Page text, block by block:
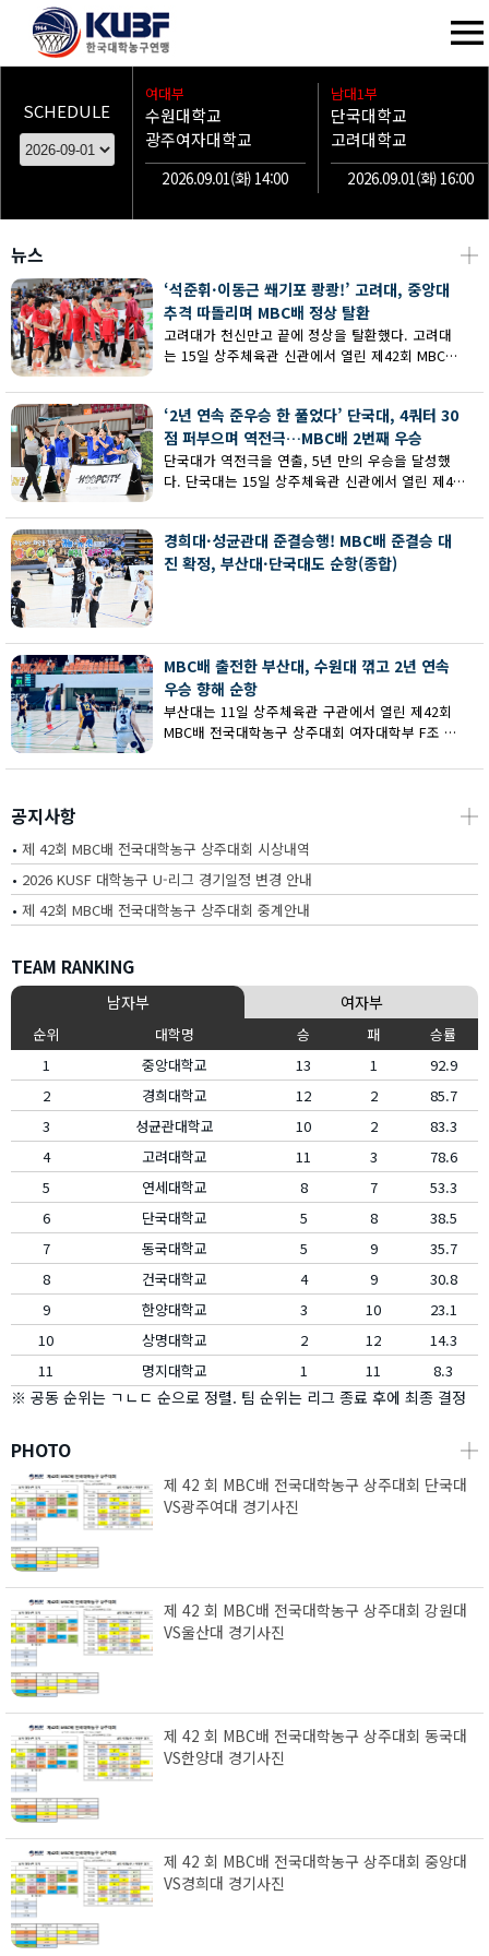
SCHEDULE
여대부
수원대학교
광주여자대학교
2026.09.01(화) 14:00
남대1부
단국대학교
고려대학교
2026.09.01(화) 16:00
뉴스 ┼
‘석준휘·이동근 쐐기포 쾅쾅!’ 고려대, 중앙대
추격 따돌리며 MBC배 정상 탈환
고려대가 천신만고 끝에 정상을 탈환했다. 고려대
는 15일 상주체육관 신관에서 열린 제42회 MBC배
추격을 따돌리며 73-62로 승리했다.
‘2년 연속 준우승 한 풀었다’ 단국대, 4쿼터 30
점 퍼부으며 역전극…MBC배 2번째 우승
단국대가 역전극을 연출, 5년 만의 우승을 달성했
다. 단국대는 15일 상주체육관 신관에서 열린 제42
서 부산대에 73-67로 역전승했다.
경희대·성균관대 준결승행! MBC배 준결승 대
진 확정, 부산대·단국대도 순항(종합)
MBC배 출전한 부산대, 수원대 꺾고 2년 연속
우승 향해 순항
부산대는 11일 상주체육관 구관에서 열린 제42회
MBC배 전국대학농구 상주대회 여자대학부 F조 예
공지사항 ┼
• 제 42회 MBC배 전국대학농구 상주대회 시상내역
• 2026 KUSF 대학농구 U-리그 경기일정 변경 안내
• 제 42회 MBC배 전국대학농구 상주대회 중계안내
TEAM RANKING
남자부 여자부
순위 대학명 승 패
승률
1
중앙대학교 13 1
92.9
2
경희대학교 12 2
85.7
3
성균관대학교 10 2
83.3
4
고려대학교 11 3
78.6
5
연세대학교 8 7
53.3
6
단국대학교 5 8
38.5
7
동국대학교 5 9
35.7
8
건국대학교 4 9
30.8
9
한양대학교 3 10
23.1
10
상명대학교 2 12
14.3
11
명지대학교 1 11 8.3
※ 공동 순위는 ㄱㄴㄷ 순으로 정렬. 팀 순위는 리그 종료 후에 최종 결정
PHOTO ┼
제 42 회 MBC배 전국대학농구 상주대회 단국대
VS광주여대 경기사진
제 42 회 MBC배 전국대학농구 상주대회 강원대
VS울산대 경기사진
제 42 회 MBC배 전국대학농구 상주대회 동국대
VS한양대 경기사진
제 42 회 MBC배 전국대학농구 상주대회 중앙대
VS경희대 경기사진